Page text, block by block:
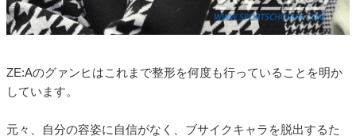
ZE:Aのグァンヒはこれまで整形を何度も行っていることを明か
しています。
元々、自分の容姿に自信がなく、ブサイクキャラを脱出するた